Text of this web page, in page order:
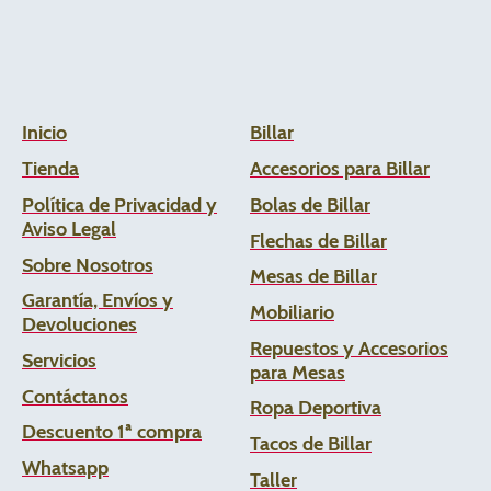
Inicio
Tienda
Política de Privacidad y
Aviso Legal
Sobre Nosotros
Garantía, Envíos y
Devoluciones
Servicios
Contáctanos
Descuento 1ª compra
Whatsapp
Billar
Accesorios para Billar
Bolas de Billar
Flechas de Billar
Mesas de Billar
Mobiliario
Repuestos y Accesorios
para Mesas
Ropa Deportiva
Tacos de Billar
Taller